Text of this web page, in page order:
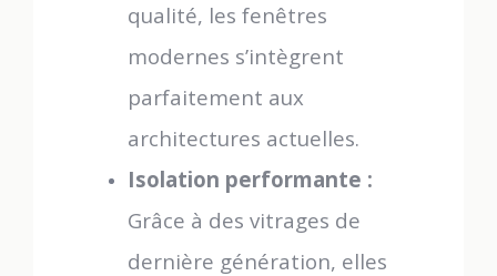
qualité, les fenêtres
modernes s’intègrent
parfaitement aux
architectures actuelles.
Isolation performante :
Grâce à des vitrages de
dernière génération, elles